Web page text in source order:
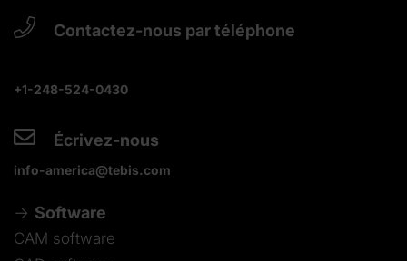
Contactez-nous par téléphone
+1-248-524-0430
Écrivez-nous
info-america@tebis.com
Software
CAM software